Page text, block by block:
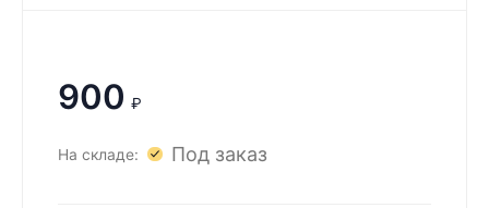
900 ₽
На складе: Под заказ